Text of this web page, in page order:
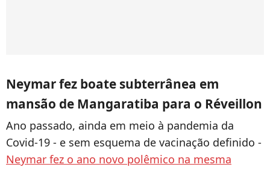
Neymar fez boate subterrânea em
mansão de Mangaratiba para o Réveillon
Ano passado, ainda em meio à pandemia da
Covid-19 - e sem esquema de vacinação definido -
Neymar fez o ano novo polêmico na mesma